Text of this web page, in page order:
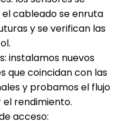
cableado se enruta
y se verifican las
instalamos nuevos
que coincidan con las
y probamos el flujo
rendimiento.
acceso: